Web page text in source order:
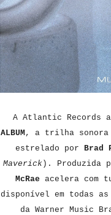
A Atlantic Records
ALBUM, a trilha sonora
estrelado por Brad
Maverick ). Produzida
McRae acelera com
disponível em todas
da Warner Music